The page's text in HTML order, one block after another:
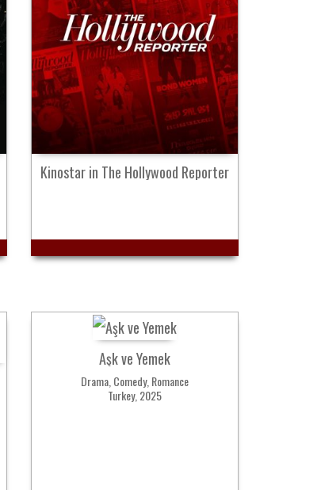
Kinostar in The Hollywood Reporter
Aşk ve Yemek
Drama, Comedy, Romance
Turkey, 2025